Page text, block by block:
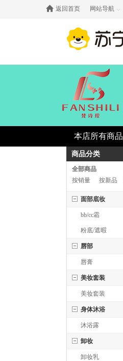
 返回首页 网站导航 
本店所有商品
商品分类
全部商品
按销量
按新品
面部底妆
bb/cc霜
粉底/遮暇
唇部
唇膏
美妆套装
美妆套装
身体沐浴
沐浴露
卸妆
卸妆乳